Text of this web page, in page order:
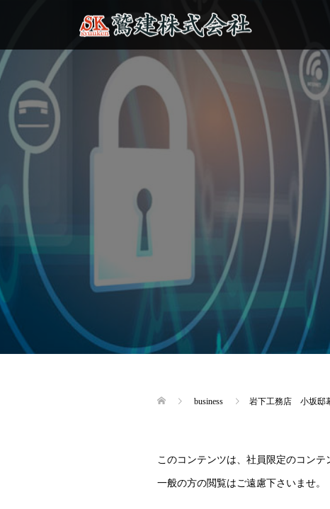
business 岩下工務店 小坂邸
このコンテンツは、社員限定のコンテ
一般の方の閲覧はご遠慮下さいませ。